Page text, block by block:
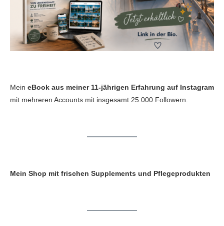
Mein eBook aus meiner 11-jährigen Erfahrung auf Instagram
mit mehreren Accounts mit insgesamt 25.000 Followern.
Mein Shop mit frischen Supplements und Pflegeprodukten